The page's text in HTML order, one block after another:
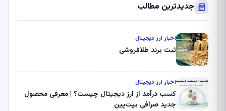
جدیدترین مطالب
اخبار ارز دیجیتال
ثبت برند طلافروشی
اخبار ارز دیجیتال
کسب درآمد از ارز دیجیتال چیست؟ | معرفی محصول
جدید صرافی بیت‌پین